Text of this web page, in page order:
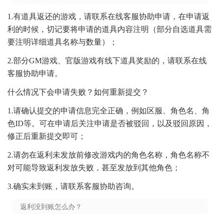
1.有道具返还的游戏，请联系在线客服协助申请，在申请返
利的时候，切记要将申请的道具内容注明（部分自选道具需
要注明详细道具名称与数量）；
2.部分GM游戏、官版游戏有线下道具奖励的，请联系在线
客服协助申请。
什么情况下会申请失败？如何重新提交？
1.请确认提交的申请信息完全正确，例如区服、角色名、角
色ID等。可在申请后关注申请是否被驳回，以及驳回原因，
修正后重新提交即可；
2.请勿在返利未发放前修改游戏内的角色名称，角色名称不
对可能导致返利发放失败，甚至发放到其他角色；
3.确实未到账，请联系客服协助咨询。
返利没到账怎么办？